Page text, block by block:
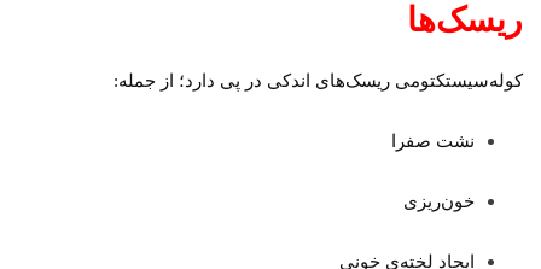
ریسک‌ها
کوله‌سیستکتومی ریسک‌های اندکی در پی دارد؛ از جمله:
نشت صفرا
خون‌ریزی
ایجاد لخته‌ی خونی